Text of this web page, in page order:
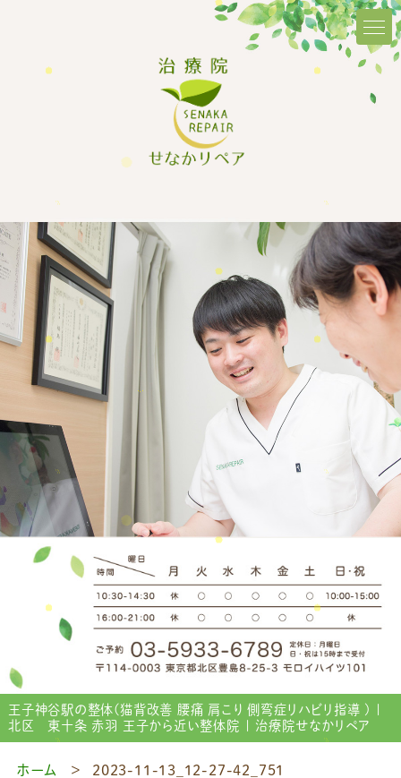
王子神谷駅の整体(猫背改善 腰痛 肩こり 側弯症リハビリ指導 ) |
北区 東十条 赤羽 王子から近い整体院 | 治療院せなかリペア
ホーム 2023-11-13_12-27-42_751